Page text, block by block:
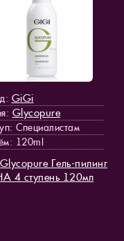
GiGi
Glycopure
: Специалистам
120ml
Гель-пилинг
4 ступень 120мл